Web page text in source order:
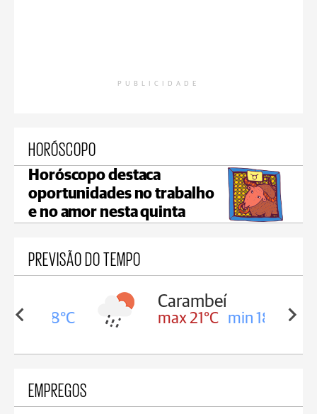
PUBLICIDADE
HORÓSCOPO
Horóscopo destaca
oportunidades no trabalho
e no amor nesta quinta
PREVISÃO DO TEMPO
18°C
Carambeí
max 21°C min 18°C
EMPREGOS